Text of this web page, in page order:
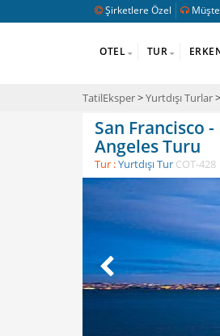
Şirketlere Özel
OTEL TUR
TatilEksper>Yurtdışı Turlar>
San Francisco -
Angeles Turu
Tur :Yurtdışı Tur COT-428